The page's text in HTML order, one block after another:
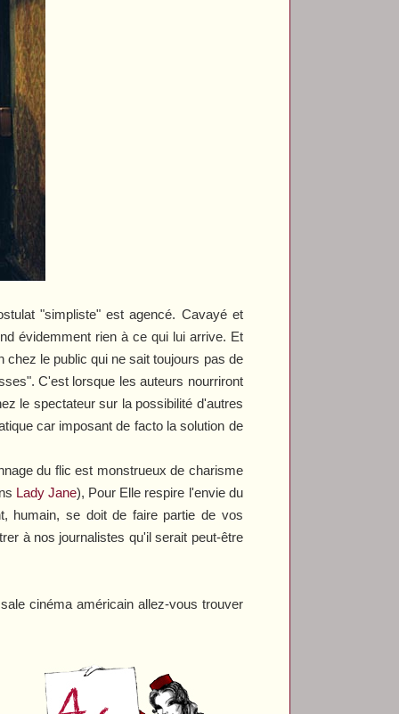
"simpliste" est agencé. Cavayé et
évidemment rien à ce qui lui arrive. Et
le public qui ne sait toujours pas de
C'est lorsque les auteurs nourriront
le spectateur sur la possibilité d'autres
car imposant de facto la solution de
du flic est monstrueux de charisme
Lady Jane), Pour Elle respire l'envie du
humain, se doit de faire partie de vos
à nos journalistes qu'il serait peut-être
cinéma américain allez-vous trouver